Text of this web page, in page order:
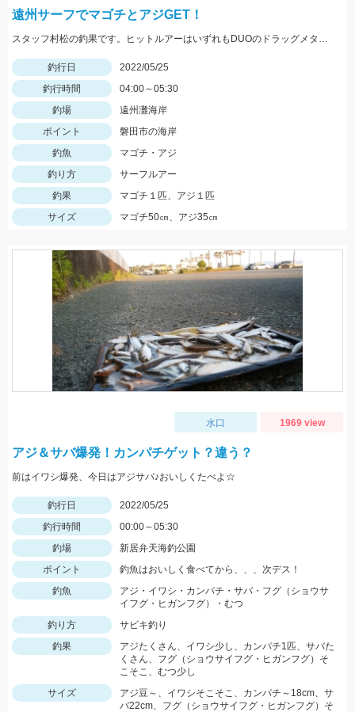
遠州サーフでマゴチとアジGET！
スタッフ村松の釣果です。ヒットルアーはいずれもDUOのドラッグメタルキャストショット30gのイワシカラー！
釣行日
2022/05/25
釣行時間
04:00～05:30
釣場
遠州灘海岸
ポイント
磐田市の海岸
釣魚
マゴチ・アジ
釣り方
サーフルアー
釣果
マゴチ１匹、アジ１匹
サイズ
マゴチ50㎝、アジ35㎝
水口 1969 view
アジ＆サバ爆発！カンパチゲット？違う？
前はイワシ爆発、今日はアジサバ♪おいしくたべよ☆
釣行日
2022/05/25
釣行時間
00:00～05:30
釣場
新居弁天海釣公園
ポイント
釣魚はおいしく食べてから、、、次デス！
釣魚
アジ・イワシ・カンパチ・サバ・フグ（ショウサ
イフグ・ヒガンフグ）・むつ
釣り方
サビキ釣り
釣果
アジたくさん、イワシ少し、カンパチ1匹、サバた
くさん、フグ（ショウサイフグ・ヒガンフグ）そ
こそこ、むつ少し
サイズ
アジ豆～、イワシそこそこ、カンパチ～18cm、サ
バ22cm、フグ（ショウサイフグ・ヒガンフグ）そ